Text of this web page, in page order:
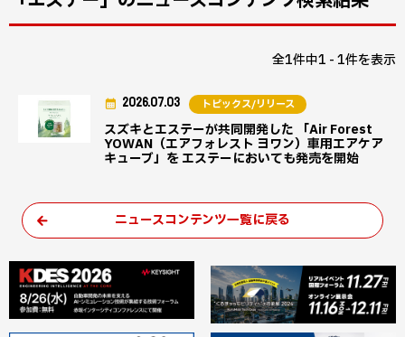
全1件中1 - 1件を表示
スズキとエステーが共同開発した 「Air Forest
YOWAN（エアフォレスト ヨワン）車用エアケア
キューブ」を エステーにおいても発売を開始
2026.07.03 トピックス/リリース
ニュースコンテンツ一覧に戻る